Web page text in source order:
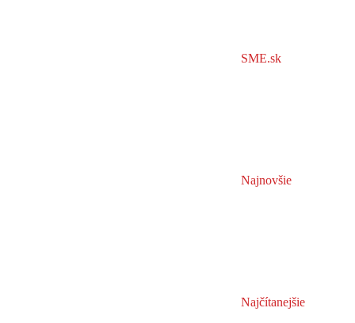
SME.sk
Najnovšie
Najčítanejšie